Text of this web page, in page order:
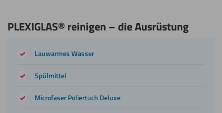
PLEXIGLAS®️ reinigen – die Ausrüstung
Lauwarmes Wasser
Spülmittel
Microfaser Poliertuch Deluxe